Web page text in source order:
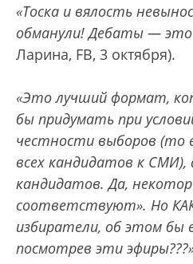
«Тоска и вялость
обманули! Дебаты — это
Ларина, FB, 3 октября).
«Это лучший формат,
бы придумать при
честности выборов (то
всех кандидатов к
кандидатов. Да,
соответствуют». Но
избиратели, об этом бы
посмотрев эти